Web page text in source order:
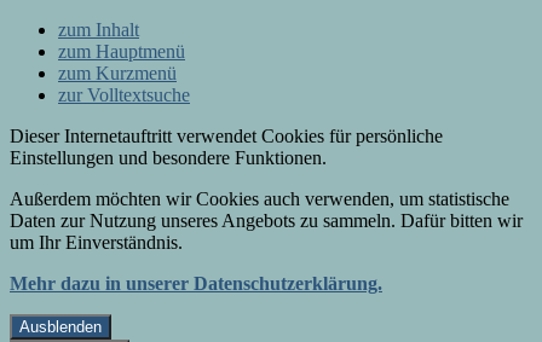
zum Inhalt
zum Hauptmenü
zum Kurzmenü
zur Volltextsuche
Dieser Internetauftritt verwendet Cookies für persönliche
Einstellungen und besondere Funktionen.
Außerdem möchten wir Cookies auch verwenden, um statistische
Daten zur Nutzung unseres Angebots zu sammeln. Dafür bitten wir
um Ihr Einverständnis.
Mehr dazu in unserer Datenschutzerklärung.
Ausblenden